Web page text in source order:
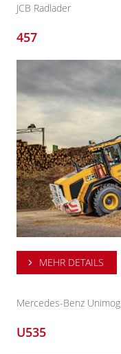
JCB Radlader
457
MEHR DETAILS
Mercedes-Benz Unimog
U535